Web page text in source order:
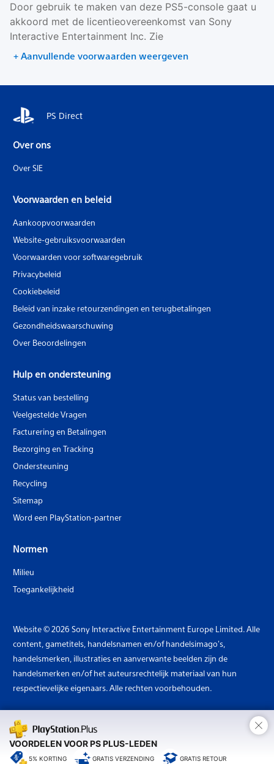
VOORDELEN VOOR PS PLUS-LEDEN
5% KORTING GRATIS VERZENDING GRATIS RETOUR
×
Door gebruik te maken van deze PS5-console gaat u
akkoord met de licentieovereenkomst van Sony
Interactive Entertainment Inc. Zie
+ Aanvullende voorwaarden weergeven
PS Direct
Over ons
Over SIE
Voorwaarden en beleid
Aankoopvoorwaarden
Website-gebruiksvoorwaarden
Voorwaarden voor softwaregebruik
Privacybeleid
Cookiebeleid
Beleid van inzake retourzendingen en terugbetalingen
Gezondheidswaarschuwing
Over Beoordelingen
Hulp en ondersteuning
Status van bestelling
Veelgestelde Vragen
Facturering en Betalingen
Bezorging en Tracking
Ondersteuning
Recycling
Sitemap
Word een PlayStation-partner
Normen
Milieu
Toegankelijkheid
Website © 2026 Sony Interactive Entertainment Europe Limited. Alle
content, gametitels, handelsnamen en/of handelsimago's,
handelsmerken, illustraties en aanverwante beelden zijn de
handelsmerken en/of het auteursrechtelijk materiaal van hun
respectievelijke eigenaars. Alle rechten voorbehouden.
Land: Nederland
Logo Sony